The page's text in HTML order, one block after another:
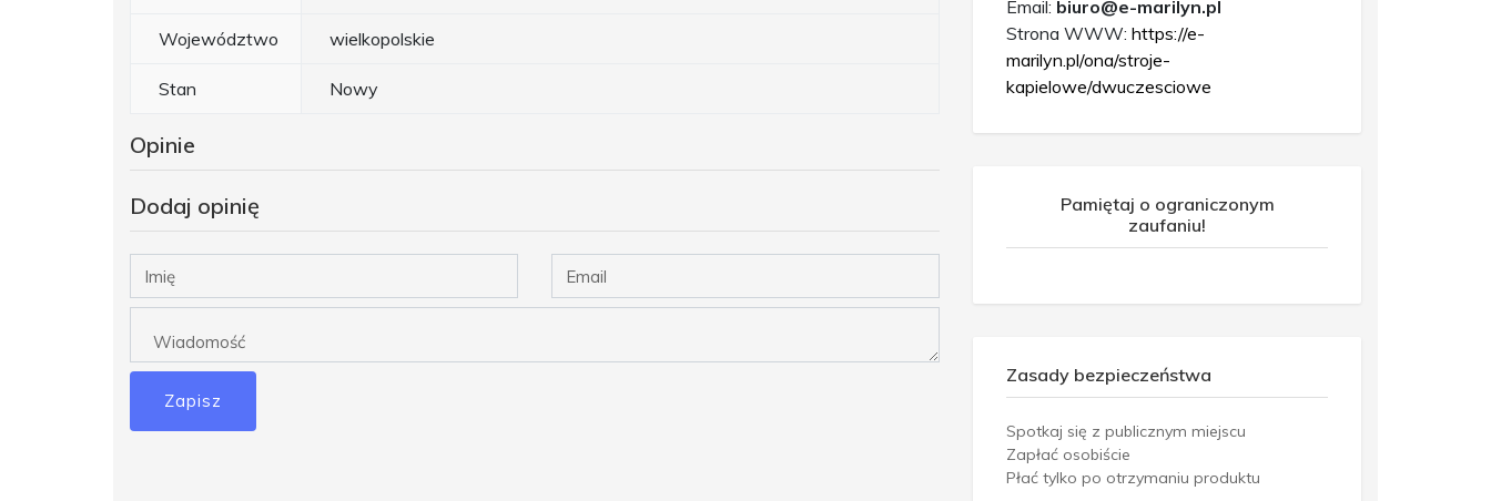
Województwo wielkopolskie
Stan Nowy
Opinie
Dodaj opinię
Zapisz
Email: biuro@e-marilyn.pl
Strona WWW: https://e-
marilyn.pl/ona/stroje-
kapielowe/dwuczesciowe
Pamiętaj o ograniczonym
zaufaniu!
Zasady bezpieczeństwa
Spotkaj się z publicznym miejscu
Zapłać osobiście
Płać tylko po otrzymaniu produktu